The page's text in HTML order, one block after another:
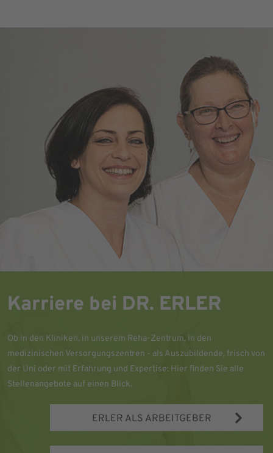
Karriere bei DR. ERLER
Ob in den Kliniken, in unserem Reha-Zentrum, in den
medizinischen Versorgungszentren - als Auszubildende, frisch von
der Uni oder mit Erfahrung und Expertise: Hier finden Sie alle
Stellenangebote auf einen Blick.
ERLER ALS ARBEITGEBER